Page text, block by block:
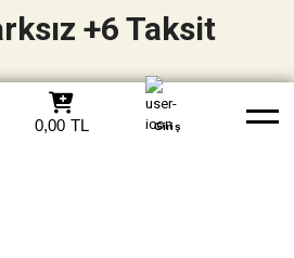
305 09 70
Hesapları Whatsapp Yardım
0,00 TL Giriş
+6 Taksit